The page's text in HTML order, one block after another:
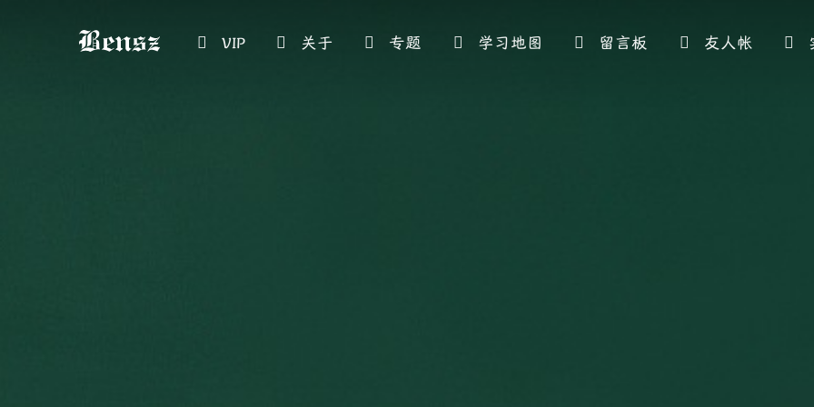
VIP 关于 专题 学习地图 留言板 友人帐